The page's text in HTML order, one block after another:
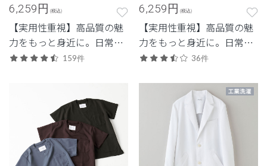
6,259円 (税込)
【実用性重視】高品質の魅
力をもっと身近に。日常使
いしやすいエントリーモデ
159件
6,259円 (税込)
【実用性重視】高品質の魅
力をもっと身近に。日常使
いしやすいエントリーモデ
36件